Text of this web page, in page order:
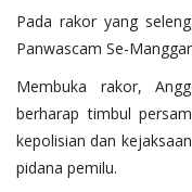
Pada rakor yang
Panwascam Se-
Membuka rakor,
berharap timbul
kepolisian dan
pidana pemilu.